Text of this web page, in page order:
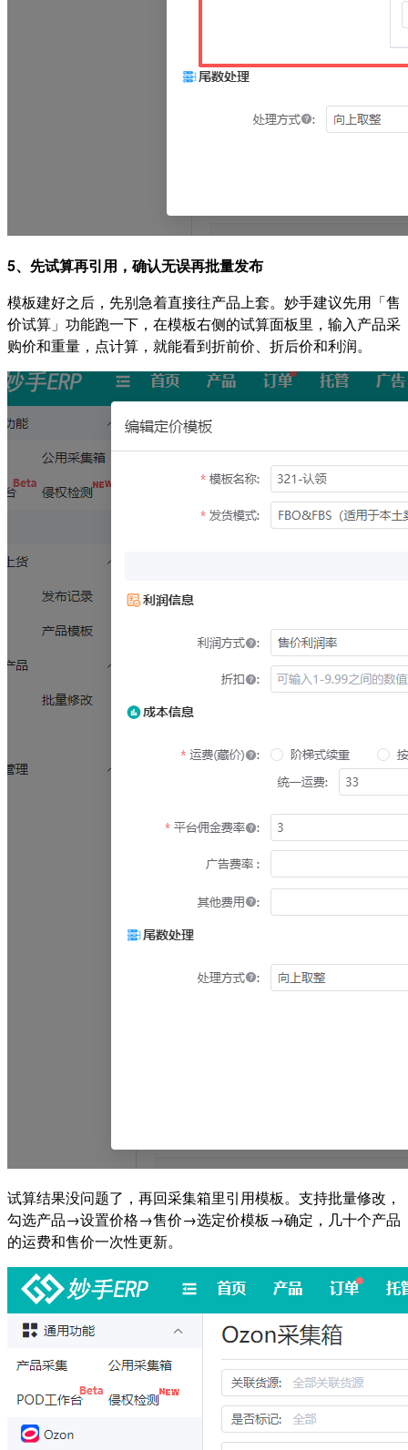
5、先试算再引用，确认无误再批量发布
模板建好之后，先别急着直接往产品上套。妙手建议先用「售
价试算」功能跑一下，在模板右侧的试算面板里，输入产品采
购价和重量，点计算，就能看到折前价、折后价和利润。
试算结果没问题了，再回采集箱里引用模板。支持批量修改，
勾选产品→设置价格→售价→选定价模板→确定，几十个产品
的运费和售价一次性更新。